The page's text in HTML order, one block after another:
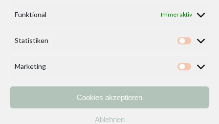
Funktional Immer aktiv
Statistiken
Marketing
Cookies akzeptieren
Ablehnen
Kontakt